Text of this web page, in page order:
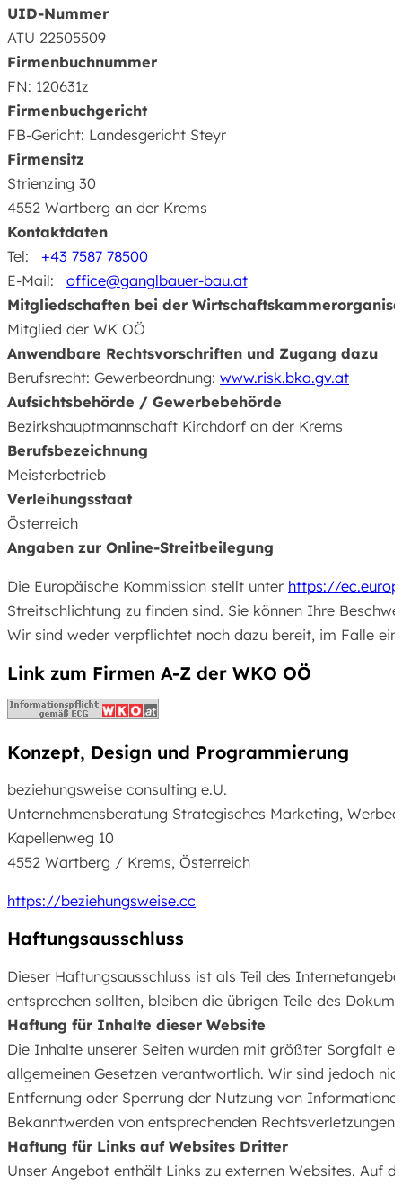
UID-Nummer
ATU 22505509
Firmenbuchnummer
FN: 120631z
Firmenbuchgericht
FB-Gericht: Landesgericht Steyr
Firmensitz
Strienzing 30
4552 Wartberg an der Krems
Kontaktdaten
Tel:‎‎‎
+43 7587 78500
E-Mail:‎‎‎
office@ganglbauer-bau.at
Mitgliedschaften bei der
Mitglied der WK OÖ
Anwendbare Rechtsvorschriften und Zugang dazu
Berufsrecht: Gewerbeordnung: www.risk.bka.gv.at
Aufsichtsbehörde / Gewerbebehörde
Bezirkshauptmannschaft Kirchdorf an der Krems
Berufsbezeichnung
Meisterbetrieb
Verleihungsstaat
Österreich
Angaben zur Online-Streitbeilegung
Die Europäische Kommission stellt unter https://
Streitschlichtung zu finden sind. Sie können Ihre
Wir sind weder verpflichtet noch dazu bereit, im Falle
Link zum Firmen A-Z der WKO OÖ
Konzept, Design und Programmierung
beziehungsweise consulting e.U.
Unternehmensberatung Strategisches Marketing,
Kapellenweg 10
4552 Wartberg / Krems, Österreich
https://beziehungsweise.cc
Haftungs­ausschluss
Dieser Haftungsausschluss ist als Teil des
entsprechen sollten, bleiben die übrigen Teile des
Haftung für Inhalte dieser Website
Die Inhalte unserer Seiten wurden mit größter Sorgfalt
allgemeinen Gesetzen verantwortlich. Wir sind jedoch
Entfernung oder Sperrung der Nutzung von
Bekanntwerden von entsprechenden
Haftung für Links auf Websites Dritter
Unser Angebot enthält Links zu externen Websites. Auf